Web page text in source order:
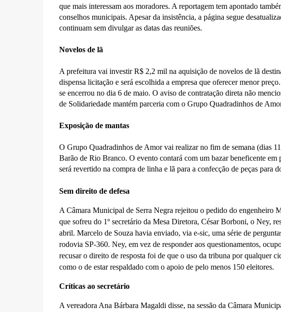
que mais interessam aos moradores. A reportagem tem apontado
conselhos municipais. Apesar da insistência, a página segue
continuam sem divulgar as datas das reuniões.
Novelos de lã
A prefeitura vai investir R$ 2,2 mil na aquisição de novelos de lã
dispensa licitação e será escolhida a empresa que oferecer menor
se encerrou no dia 6 de maio. O aviso de contratação direta não
de Solidariedade mantém parceria com o Grupo Quadradinhos de
Exposição de mantas
O Grupo Quadradinhos de Amor vai realizar no fim de semana (dias
Barão de Rio Branco. O evento contará com um bazar beneficente
será revertido na compra de linha e lã para a confecção de peças para
Sem direito de defesa
A Câmara Municipal de Serra Negra rejeitou o pedido do engenheiro
que sofreu do 1º secretário da Mesa Diretora, César Borboni, o Ney,
abril. Marcelo de Souza havia enviado, via e-sic, uma série de
rodovia SP-360. Ney, em vez de responder aos questionamentos,
recusar o direito de resposta foi de que o uso da tribuna por qualquer
como o de estar respaldado com o apoio de pelo menos 150 eleitores.
Críticas ao secretário
A vereadora Ana Bárbara Magaldi disse, na sessão da Câmara